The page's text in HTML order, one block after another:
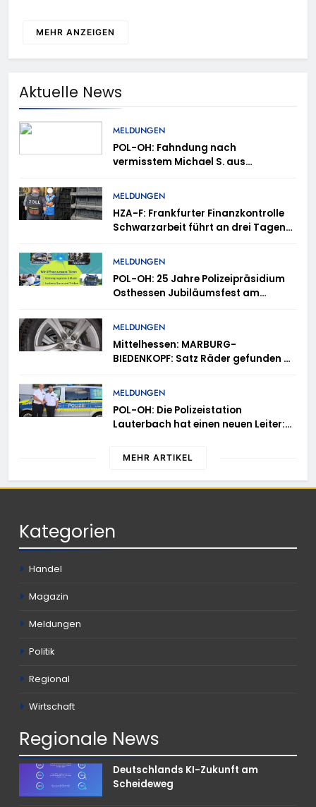
MEHR ANZEIGEN
Aktuelle News
MELDUNGEN
POL-OH: Fahndung nach
vermisstem Michael S. aus
MELDUNGEN
HZA-F: Frankfurter Finanzkontrolle
Schwarzarbeit führt an drei Tagen
Sicherheitsgewerbe durch
MELDUNGEN
POL-OH: 25 Jahre Polizeipräsidium
Osthessen Jubiläumsfest am
Bürgerinnen und Bürger erhalten
Polizeiarbeit
MELDUNGEN
Mittelhessen: MARBURG-
BIEDENKOPF: Satz Räder gefunden –
MELDUNGEN
POL-OH: Die Polizeistation
Lauterbach hat einen neuen Leiter:
MEHR ARTIKEL
Kategorien
Handel
Magazin
Meldungen
Politik
Regional
Wirtschaft
Regionale News
Deutschlands KI-Zukunft am
Scheideweg